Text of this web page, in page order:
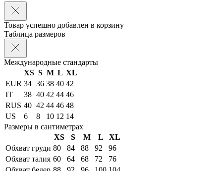
Товар успешно добавлен в корзину
Таблица размеров
Международные стандарты
XS S M L XL
EUR 34 36 38 40 42
IT
38 40 42 44 46
RUS 40 42 44 46 48
US
6 8 10 12 14
Размеры в сантиметрах
XS
S M L
XL
Обхват груди 80 84 88 92
96
Обхват талия 60 64 68 72
76